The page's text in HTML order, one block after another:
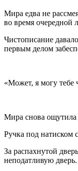
Мира едва не
во время очередной
Чистописание
первым делом
«Может, я могу тебе
Мира снова ощутила
Ручка под натиском
За распахнутой
неподатливую дверь.